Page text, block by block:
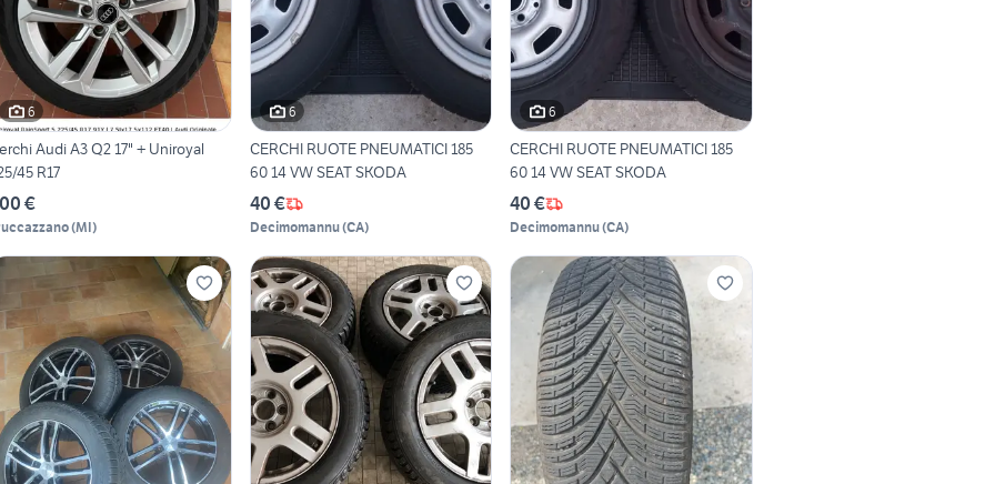
6
Audi A3 Q2 17" + Uniroyal
45 R17
€
(MI)
6
CERCHI RUOTE PNEUMATICI 185
60 14 VW SEAT SKODA
40 €
Decimomannu(CA)
6
CERCHI RUOTE PNEUMATICI 185
60 14 VW SEAT SKODA
40 €
Decimomannu(CA)